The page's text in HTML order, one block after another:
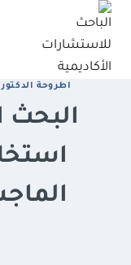
التجاوز
اطروحة